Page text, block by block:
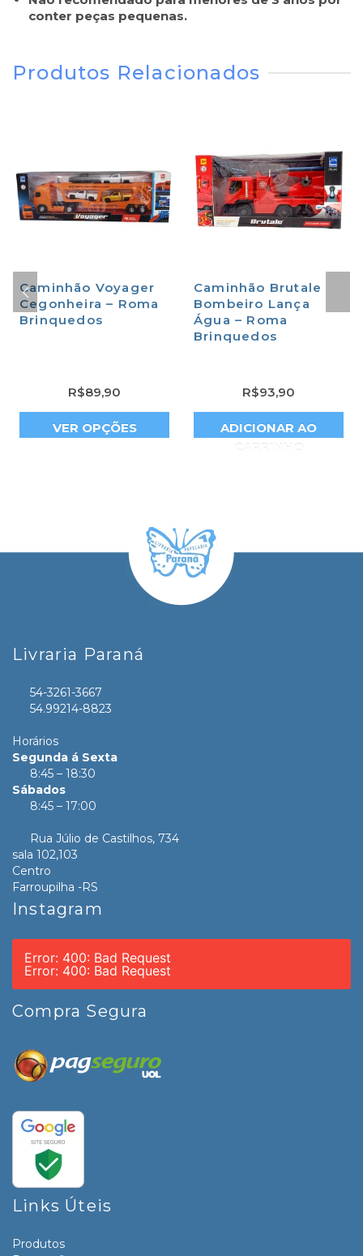
conter peças pequenas.
Produtos Relacionados
Caminhão Voyager
Cegonheira – Roma
Brinquedos
R$89,90
VER OPÇÕES
Caminhão Brutale
Bombeiro Lança
Água – Roma
Brinquedos
R$93,90
ADICIONAR AO
CARRINHO
Livraria Paraná
54-3261-3667
54.99214-8823
Horários
Segunda á Sexta
8:45 – 18:30
Sábados
8:45 – 17:00
Rua Júlio de Castilhos, 734
sala 102,103
Centro
Farroupilha -RS
Instagram
Error: 400: Bad Request
Error: 400: Bad Request
Compra Segura
Links Úteis
Produtos